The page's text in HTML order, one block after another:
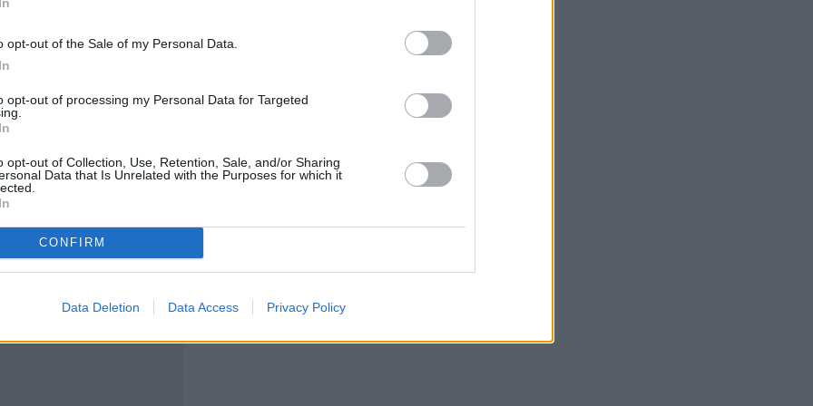
opt-out of the Sale of my Personal Data.
opt-out of processing my Personal Data for Targeted
opt-out of Collection, Use, Retention, Sale, and/or Sharing
Data that Is Unrelated with the Purposes for which it
CONFIRM
Data Deletion Data Access Privacy Policy
ήταν 324,3 εκατ. ευρώ, συμπεριλαμβανομένων
τζίρος υποδηλώνει ενεργό αγοραστικό
συντηρώντας τη δυναμική της αγοράς.
αναλυτών ότι το ΧΑ εισέρχεται σε φάση
Μέση Ανατολή, που θα επηρεάσουν το
κατεύθυνση στις αγορές.